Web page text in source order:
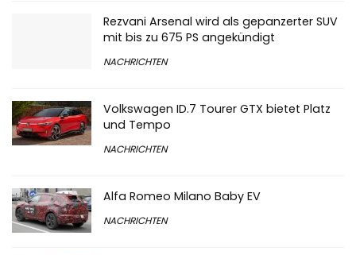
Rezvani Arsenal wird als gepanzerter SUV
mit bis zu 675 PS angekündigt
NACHRICHTEN
Volkswagen ID.7 Tourer GTX bietet Platz
und Tempo
NACHRICHTEN
Alfa Romeo Milano Baby EV
NACHRICHTEN